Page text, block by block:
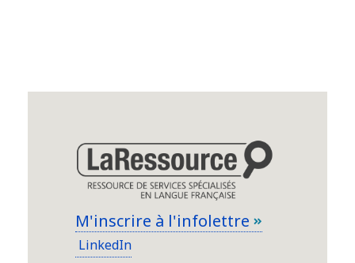
M'inscrire à l'infolettre
LinkedIn